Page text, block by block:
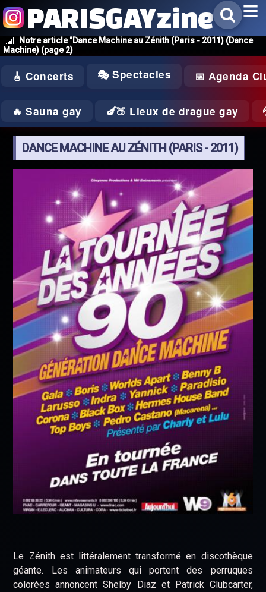
Notre article "Dance Machine au Zénith (Paris - 2011) (Dance
Machine) (page 2)
PARISGAYzine
🎸 Concerts 🎭 Spectacles 📅 Agenda
🔥 Sauna gay 🍆🍑 Lieux de drague gay
DANCE MACHINE AU ZÉNITH (PARIS - 2011)
Le Zénith est littéralement transformé en discothèque
géante. Les animateurs qui portent des perruques
colorées annoncent Shelby Diaz et Patrick Clubcarter,